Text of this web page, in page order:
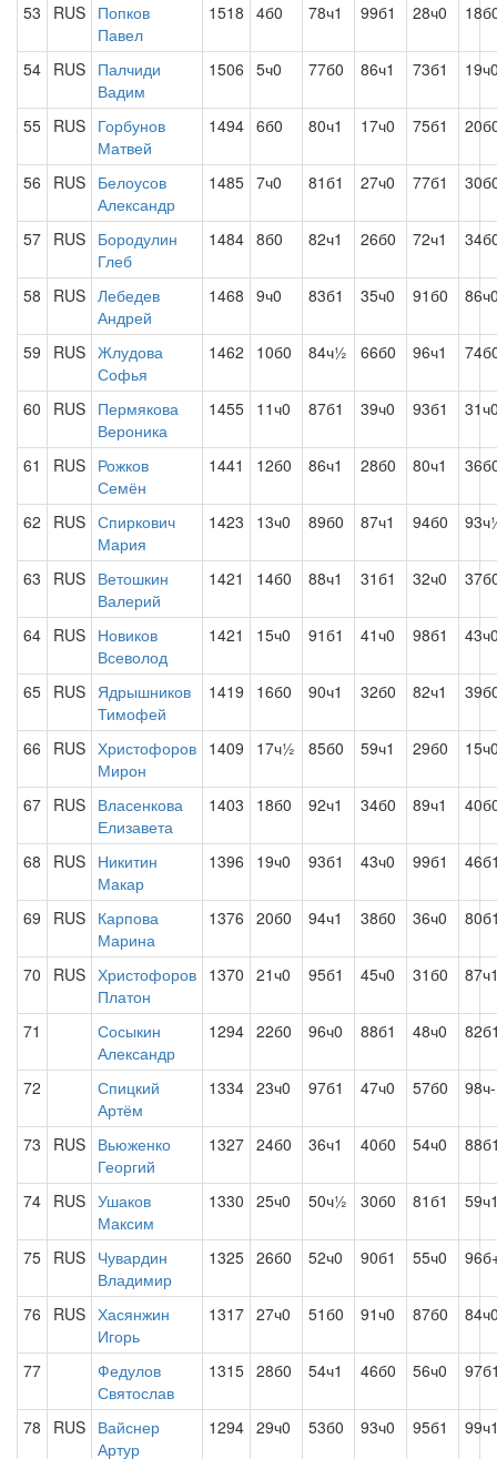
53 RUS Попков
Павел
1518 4б0 78ч1 99б1 28ч0
54 RUS Палчиди
Вадим
1506 5ч0 77б0 86ч1 73б1
55 RUS Горбунов
Матвей
1494 6б0 80ч1 17ч0 75б1
56 RUS Белоусов
Александр
1485 7ч0 81б1 27ч0 77б1
57 RUS Бородулин
Глеб
1484 8б0 82ч1 26б0 72ч1
58 RUS Лебедев
Андрей
1468 9ч0 83б1 35ч0 91б0
59 RUS Жлудова
Софья
1462 10б0 84ч½ 66б0 96ч1
60 RUS Пермякова
Вероника
1455 11ч0 87б1 39ч0 93б1
61 RUS Рожков
Семён
1441 12б0 86ч1 28б0 80ч1
62 RUS Спиркович
Мария
1423 13ч0 89б0 87ч1 94б0
63 RUS Ветошкин
Валерий
1421 14б0 88ч1 31б1 32ч0
64 RUS Новиков
Всеволод
1421 15ч0 91б1 41ч0 98б1
65 RUS Ядрышников
Тимофей
1419 16б0 90ч1 32б0 82ч1
66 RUS Христофоров
Мирон
1409 17ч½ 85б0 59ч1 29б0
67 RUS Власенкова
Елизавета
1403 18б0 92ч1 34б0 89ч1
68 RUS Никитин
Макар
1396 19ч0 93б1 43ч0 99б1
69 RUS Карпова
Марина
1376 20б0 94ч1 38б0 36ч0
70 RUS Христофоров
Платон
1370 21ч0 95б1 45ч0 31б0
71
Сосыкин
Александр
1294 22б0 96ч0 88б1 48ч0
72
Спицкий
Артём
1334 23ч0 97б1 47ч0 57б0 98ч-
73 RUS Вьюженко
Георгий
1327 24б0 36ч1 40б0 54ч0
74 RUS Ушаков
Максим
1330 25ч0 50ч½ 30б0 81б1
75 RUS Чувардин
Владимир
1325 26б0 52ч0 90б1 55ч0
76 RUS Хасянжин
Игорь
1317 27ч0 51б0 91ч0 87б0
77
Федулов
Святослав
1315 28б0 54ч1 46б0 56ч0
78 RUS Вайснер
Артур
1294 29ч0 53б0 93ч0 95б1